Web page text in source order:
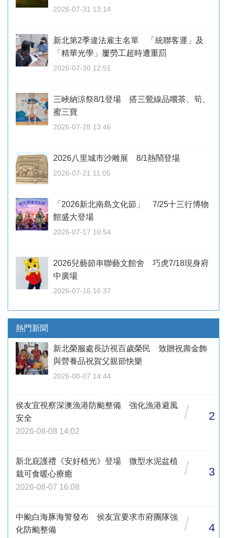
2026-07-31 13:14
新北第2季違法雇主名單 「統聯客運」及
「精華光學」屢勞工超時遭重罰
2026-07-30 12:51
三峽納涼祭8/1登場 搭三鶯線品嚐茶、筍、
蜜三寶
2026-07-28 13:46
2026八里城市沙雕展 8/1熱鬧登場
2026-07-21 11:05
「2026新北南島文化節」 7/25十三行博物
館盛大登場
2026-07-17 10:54
2026兒藝節串聯藝文館舍 巧虎7/18現身府
中廣場
2026-07-16 16:37
熱門新聞
新北榮服處長訪視百歲榮民 致贈祝壽金飾
與營養品祝賀父親節快樂
2026-08-07 14:44
侯友宜視察深澳漁港防颱整備 強化漁港避風
安全
2026-08-08 14:02
/ 2
新北庇護禮《安好植光》登場 微型水泥盆植
栽可食暖心療癒
2026-08-07 16:08
/ 3
中颱白海豚海警發布 侯友宜要求市府團隊強
化防颱整備
/ 4